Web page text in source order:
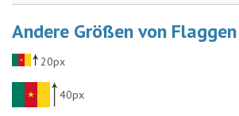
Andere Größen von Flaggen
20px
40px